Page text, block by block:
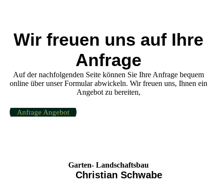
Wir freuen uns auf Ihre
Anfrage
Auf der nachfolgenden Seite können Sie Ihre Anfrage bequem
online über unser Formular abwickeln. Wir freuen uns, Ihnen ein
Angebot zu bereiten,
Anfrage Angebot
Garten- Landschaftsbau
Christian Schwabe